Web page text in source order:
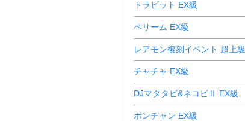
トラビット EX級
ペリーム EX級
レアモン復刻イベント 超上級
チャチャ EX級
DJマタタビ&ネコビⅡ EX級
ボンチャン EX級